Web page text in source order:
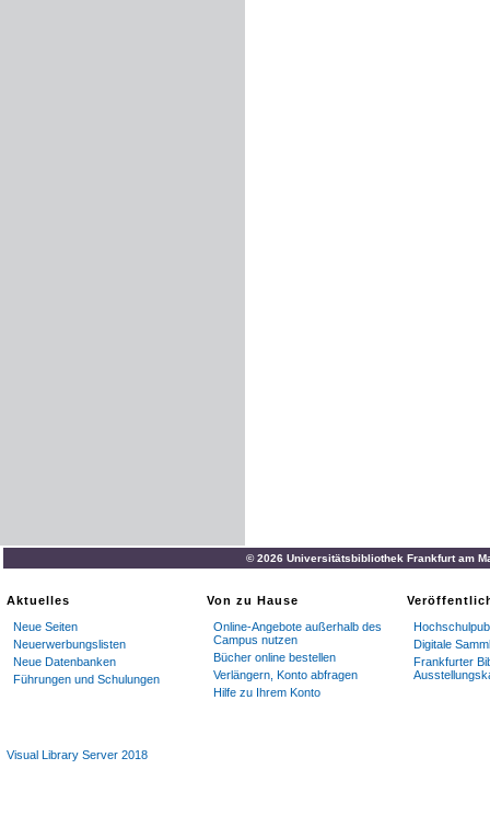
© 2026 Universitätsbibliothek Frankfurt am
Aktuelles
Neue Seiten
Neuerwerbungslisten
Neue Datenbanken
Führungen und Schulungen
Von zu Hause
Online-Angebote außerhalb des
Campus nutzen
Bücher online bestellen
Verlängern, Konto abfragen
Hilfe zu Ihrem Konto
Digitale
Frankfurter
Visual Library Server 2018